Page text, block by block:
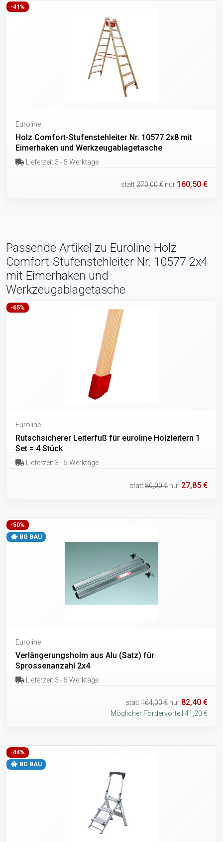
-41%
Euroline
Holz Comfort-Stufenstehleiter Nr. 10577 2x8 mit
Eimerhaken und Werkzeugablagetasche
Lieferzeit 3 - 5 Werktage
statt270,00 € nur 160,50 €
Passende Artikel zu Euroline Holz
Comfort-Stufenstehleiter Nr. 10577 2x4
mit Eimerhaken und
Werkzeugablagetasche
-65%
Euroline
Rutschsicherer Leiterfuß für euroline Holzleitern 1
Set = 4 Stück
Lieferzeit 3 - 5 Werktage
statt80,00 € nur 27,85 €
-50%
BG BAU
Euroline
Verlängerungsholm aus Alu (Satz) für
Sprossenanzahl 2x4
Lieferzeit 3 - 5 Werktage
statt164,00 € nur 82,40 €
Möglicher Fördervorteil 41,20 €
-44%
BG BAU